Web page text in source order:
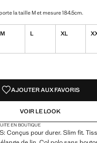
la taille M et mesure 184.5cm.
M L XL
AJOUTER AUX FAVORIS
VOIR LE LOOK
EN BOUTIQUE
Conçus pour durer. Slim fit.